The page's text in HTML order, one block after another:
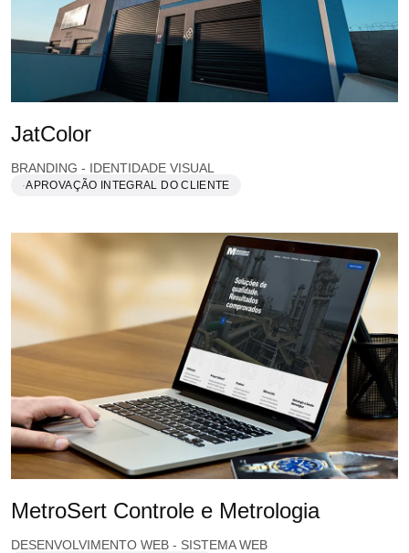
JatColor
BRANDING - IDENTIDADE VISUAL
APROVAÇÃO INTEGRAL DO CLIENTE
MetroSert Controle e Metrologia
DESENVOLVIMENTO WEB - SISTEMA WEB